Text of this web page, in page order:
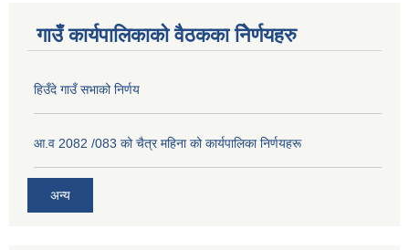
गाउँ कार्यपालिकाको वैठकका निेर्णयहरु
हिउँदे गाउँ सभाको निर्णय
आ.व 2082 /083 को चैत्र महिना को कार्यपालिका निर्णयहरू
अन्य